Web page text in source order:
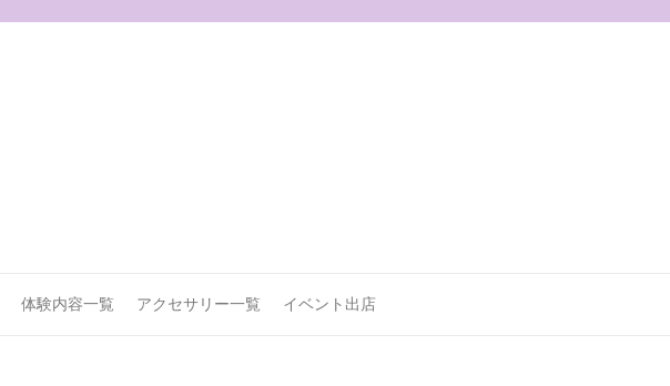
体験内容一覧 アクセサリー一覧 イベント出店